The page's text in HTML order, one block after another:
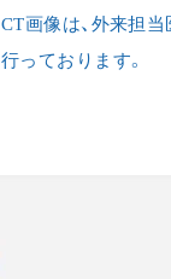
CT画像は、外来担
行っております。